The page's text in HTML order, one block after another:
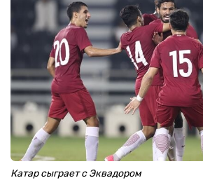
Катар сыграет с Эквадором